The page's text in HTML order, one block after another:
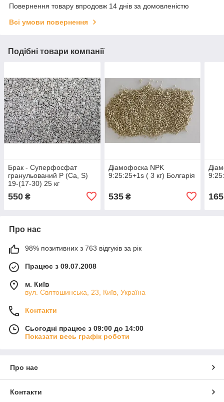
Повернення товару впродовж 14 днів за домовленістю
Всі умови повернення
Подібні товари компанії
Брак - Суперфосфат
гранульований P (Ca, S)
19-(17-30) 25 кг
550 ₴
Діамофоска NPK
9:25:25+1s ( 3 кг) Болгарія
535₴ 165
Про нас
98% позитивних з 763 відгуків за рік
Працює з 09.07.2008
м. Київ
вул. Святошинська, 23, Київ, Україна
Контакти
Сьогодні працює з 09:00 до 14:00
Показати весь графік роботи
Про нас
Контакти